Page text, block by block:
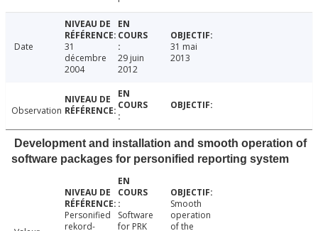
Date
31
décembre
2004
29 juin
2012
31 mai
2013
Observation
Development and installation and smooth operation of
software packages for personified reporting system
Personified
rekord-
Software
for PRK
Smooth
operation
of the